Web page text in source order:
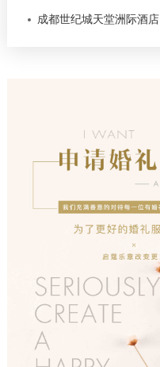
成都世纪城天堂洲际酒店